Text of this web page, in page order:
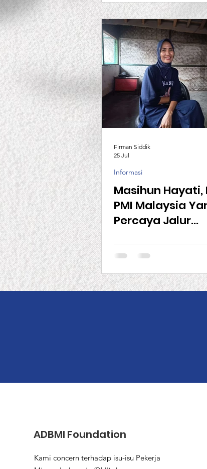
Masihun Hayati,
PMI Malaysia
Percaya Jalur
Informasi
Firman Siddik
25 Jul
ADBMI Foundation
Kami concern terhadap isu-isu Pekerja